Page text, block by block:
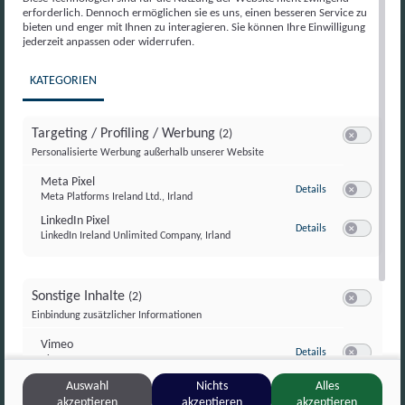
+43 1 81420-0
1010 Wien
Presse Media Download
Events
News
Büchershop
erforderlich. Dennoch ermöglichen sie es uns, einen besseren Service zu
bieten und enger mit Ihnen zu interagieren. Sie können Ihre Einwilligung
jederzeit anpassen oder widerrufen.
KATEGORIEN
Targeting / Profiling / Werbung (2)
Personalisierte Werbung außerhalb unserer Website
Meta Pixel
Meta Platforms Ireland Ltd., Irland
Details zu Meta Pixel
LinkedIn Pixel
LinkedIn Ireland Unlimited Company, Irland
Details zu LinkedIn Pixel
Sonstige Inhalte (2)
Einbindung zusätzlicher Informationen
Vimeo
Vimeo Inc., USA
Details zu Vimeo
YouTube
Google Ireland Limited, Irland
Detailszu YouTube
Auswahl
Nichts
Alles